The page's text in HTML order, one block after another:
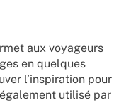
aux voyageurs
en quelques
l’inspiration pour
utilisé par